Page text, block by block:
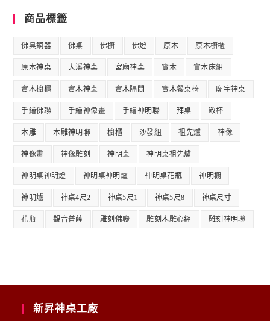
商品標籤
佛具銅器 佛桌 佛櫥 佛燈 原木 原木櫥櫃
原木神桌 大溪神桌 宮廟神桌 實木 實木床組
實木櫥櫃 實木神桌 實木隔間 實木餐桌椅 廟宇神桌
手繪佛聯 手繪神像畫 手繪神明聯 拜桌 敬杯
木雕 木雕神明聯 櫥櫃 沙發組 祖先爐 神像
神像畫 神像雕刻 神明桌 神明桌祖先爐
神明桌神明燈 神明桌神明爐 神明桌花瓶 神明櫥
神明爐 神桌4尺2 神桌5尺1 神桌5尺8 神桌尺寸
花瓶 觀音普薩 雕刻佛聯 雕刻木雕心經 雕刻神明聯
新昇神桌工廠